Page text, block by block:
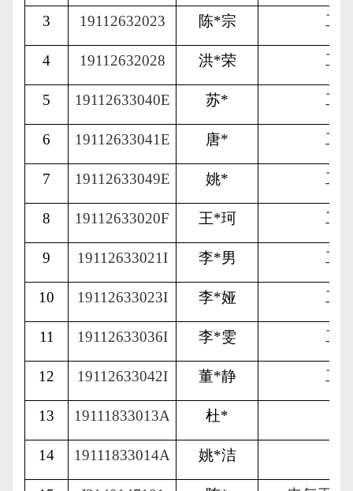
3 19112632023 陈*宗 工
4 19112632028 洪*荣 工
5 19112633040E 苏* 工
6 19112633041E 唐* 工
7 19112633049E 姚* 工
8 19112633020F 王*珂 工
9 19112633021I 李*男 工
10 19112633023I 李*娅 工
11 19112633036I 李*雯 工
12 19112633042I 董*静 工
13 19111833013A 杜*
14 19111833014A 姚*洁